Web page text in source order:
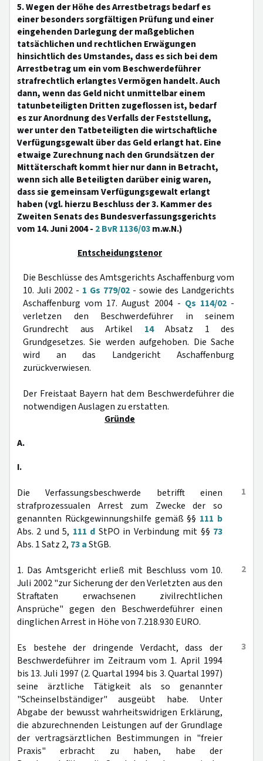
5. Wegen der Höhe des Arrestbetrags bedarf es
einer besonders sorgfältigen Prüfung und einer
eingehenden Darlegung der maßgeblichen
tatsächlichen und rechtlichen Erwägungen
hinsichtlich des Umstandes, dass es sich bei dem
Arrestbetrag um ein vom Beschwerdeführer
strafrechtlich erlangtes Vermögen handelt. Auch
dann, wenn das Geld nicht unmittelbar einem
tatunbeteiligten Dritten zugeflossen ist, bedarf
es zur Anordnung des Verfalls der Feststellung,
wer unter den Tatbeteiligten die wirtschaftliche
Verfügungsgewalt über das Geld erlangt hat. Eine
etwaige Zurechnung nach den Grundsätzen der
Mittäterschaft kommt hier nur dann in Betracht,
wenn sich alle Beteiligten darüber einig waren,
dass sie gemeinsam Verfügungsgewalt erlangt
haben (vgl. hierzu Beschluss der 3. Kammer des
Zweiten Senats des Bundesverfassungsgerichts
vom 14. Juni 2004 - 2 BvR 1136/03m.w.N.)
Entscheidungstenor
Die Beschlüsse des Amtsgerichts Aschaffenburg vom
10. Juli 2002 - 1 Gs 779/02 - sowie des Landgerichts
Aschaffenburg vom 17. August 2004 - Qs 114/02-
verletzen den Beschwerdeführer in seinem
Grundrecht aus Artikel 14Absatz 1 des
Grundgesetzes. Sie werden aufgehoben. Die Sache
wird an das Landgericht Aschaffenburg
zurückverwiesen.
Der Freistaat Bayern hat dem Beschwerdeführer die
notwendigen Auslagen zu erstatten.
Gründe
A.
I.
1
Die Verfassungsbeschwerde betrifft einen
strafprozessualen Arrest zum Zwecke der so
genannten Rückgewinnungshilfe gemäß §§ 111 b
Abs. 2 und 5, 111 d StPO in Verbindung mit §§ 73
Abs. 1 Satz 2, 73 aStGB.
2
1. Das Amtsgericht erließ mit Beschluss vom 10.
Juli 2002 "zur Sicherung der den Verletzten aus den
Straftaten erwachsenen zivilrechtlichen
Ansprüche" gegen den Beschwerdeführer einen
dinglichen Arrest in Höhe von 7.218.930 EURO.
3
Es bestehe der dringende Verdacht, dass der
Beschwerdeführer im Zeitraum vom 1. April 1994
bis 13. Juli 1997 (2. Quartal 1994 bis 3. Quartal 1997)
seine ärztliche Tätigkeit als so genannter
"Scheinselbständiger" ausgeübt habe. Unter
Abgabe der bewusst wahrheitswidrigen Erklärung,
die abzurechnenden Leistungen auf der Grundlage
der vertragsärztlichen Bestimmungen in "freier
Praxis" erbracht zu haben, habe der